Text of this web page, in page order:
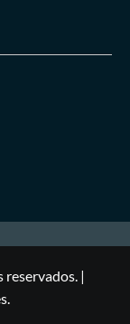
reservados. |